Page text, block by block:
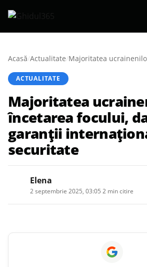
Acasă/Actualitate/
ACTUALITATE
Majoritatea
încetarea focului,
garanții
securitate
Elena
2 septembrie 2025, 03:05 2 min citire